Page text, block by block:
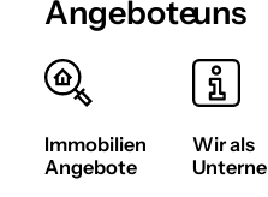
Angebote
Immobilien
Angebote
uns
Wir als